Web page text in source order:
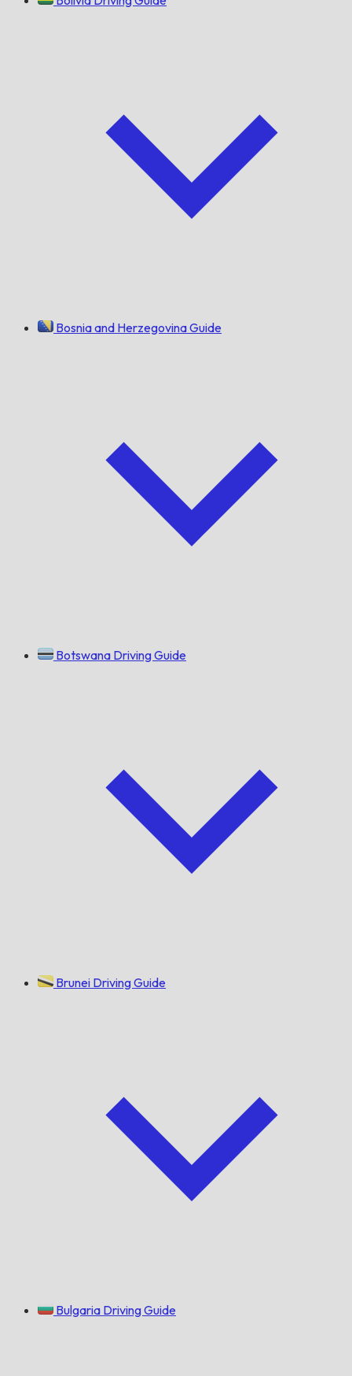
Bosnia and Herzegovina Guide
Botswana Driving Guide
Brunei Driving Guide
Bulgaria Driving Guide